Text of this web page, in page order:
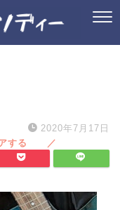
2020年7月17日